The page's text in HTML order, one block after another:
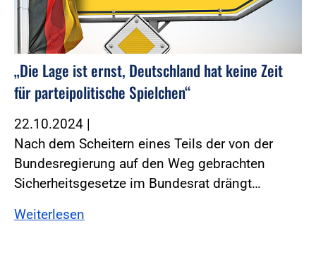
„Die Lage ist ernst, Deutschland hat keine Zeit
für parteipolitische Spielchen“
22.10.2024 |
Nach dem Scheitern eines Teils der von der
Bundesregierung auf den Weg gebrachten
Sicherheitsgesetze im Bundesrat drängt…
Weiterlesen